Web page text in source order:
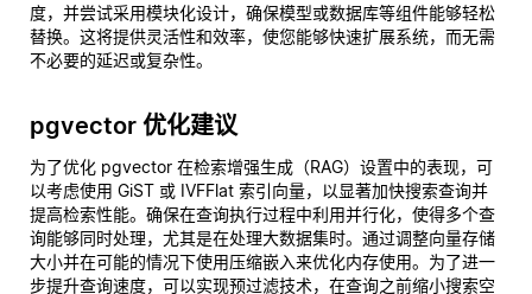
度，并尝试采用模块化设计，确保模型或数据库等组件能够轻松
替换。这将提供灵活性和效率，使您能够快速扩展系统，而无需
不必要的延迟或复杂性。
pgvector 优化建议
为了优化 pgvector 在检索增强生成（RAG）设置中的表现，可
以考虑使用 GiST 或 IVFFlat 索引向量，以显著加快搜索查询并
提高检索性能。确保在查询执行过程中利用并行化，使得多个查
询能够同时处理，尤其是在处理大数据集时。通过调整向量存储
大小并在可能的情况下使用压缩嵌入来优化内存使用。为了进一
步提升查询速度，可以实现预过滤技术，在查询之前缩小搜索空